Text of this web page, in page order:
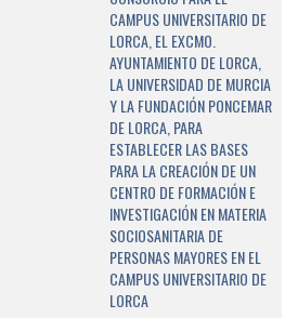
CAMPUS UNIVERSITARIO DE
LORCA, EL EXCMO.
AYUNTAMIENTO DE LORCA,
LA UNIVERSIDAD DE MURCIA
Y LA FUNDACIÓN PONCEMAR
DE LORCA, PARA
ESTABLECER LAS BASES
PARA LA CREACIÓN DE UN
CENTRO DE FORMACIÓN E
INVESTIGACIÓN EN MATERIA
SOCIOSANITARIA DE
PERSONAS MAYORES EN EL
CAMPUS UNIVERSITARIO DE
LORCA